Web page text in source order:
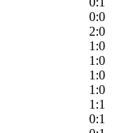
0:0
2:0
1:0
1:0
1:0
1:0
1:1
0:1